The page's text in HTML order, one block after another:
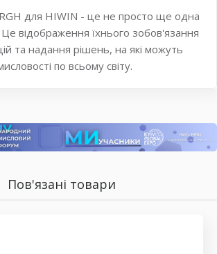
RGH для HIWIN - це не просто ще одна
Це відображення їхнього зобов'язання
та надання рішень, на які можуть
по всьому світу.
Пов'язані товари